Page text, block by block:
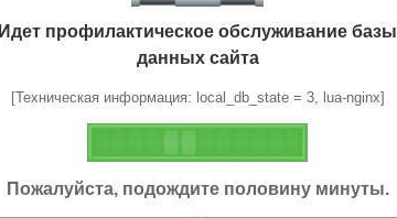
Идет профилактическое обслуживание базы
данных сайта
[Техническая информация: local_db_state = 3, lua-nginx]
Пожалуйста, подождите половину минуты.